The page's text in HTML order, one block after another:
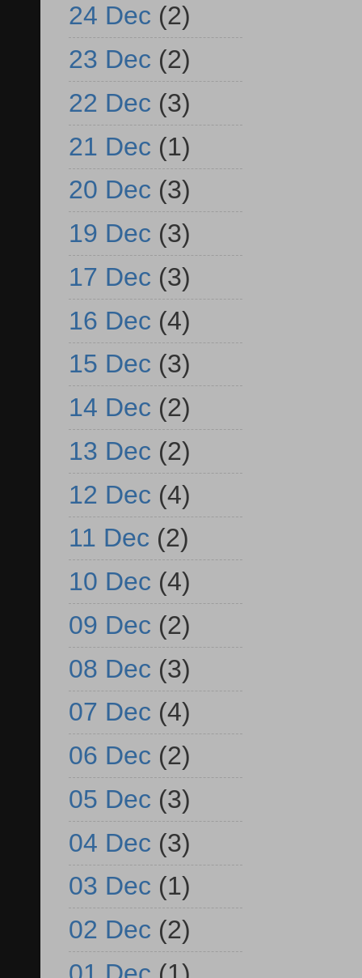
24 Dec (2)
23 Dec (2)
22 Dec (3)
21 Dec (1)
20 Dec (3)
19 Dec (3)
17 Dec (3)
16 Dec (4)
15 Dec (3)
14 Dec (2)
13 Dec (2)
12 Dec (4)
11 Dec (2)
10 Dec (4)
09 Dec (2)
08 Dec (3)
07 Dec (4)
06 Dec (2)
05 Dec (3)
04 Dec (3)
03 Dec (1)
02 Dec (2)